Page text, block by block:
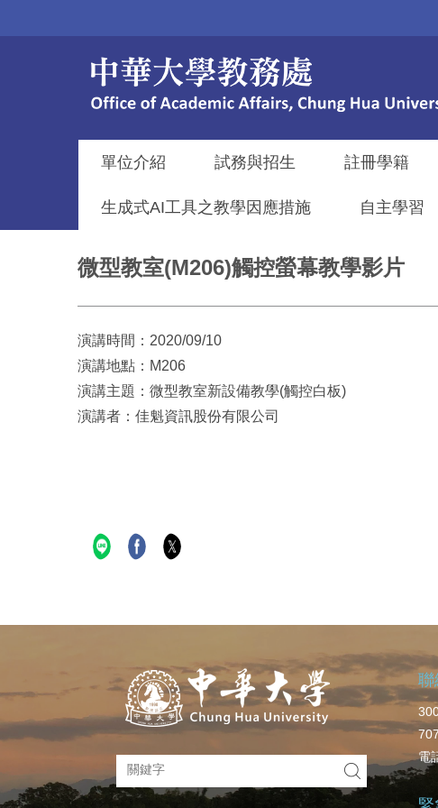
單位介紹 試務與招生 註冊學籍
生成式AI工具之教學因應措施 自主學習
微型教室(M206)觸控螢幕教學影片
演講時間：2020/09/10
演講地點：M206
演講主題：微型教室新設備教學(觸控白板)
演講者：佳魁資訊股份有限公司
聯
電